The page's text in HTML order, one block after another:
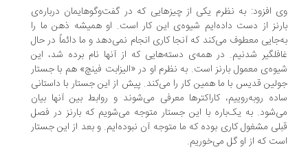
افزود: به نظرم یکی از چیزهایی که در گفت‌وگوهایمان درباره‌ی
از دست داده‌ایم شیوه‌ی این کار است. او همیشه ذهن ما را
معطوف می‌کند که آنجا کاری انجام نمی‌دهد و ما دائماً در حال
شدنیم. در همه‌ی دسته‌هایی که از آنها نام برده شد، این
معمول بارنز است. به نظرم او در «الیزابت فینچ» هم با جستار
قدیس با ما همین کار را می‌کند. پیش از این جستار با داستانی
روبه‌روییم، کاراکترها معرفی می‌شوند و روابط بین آنها بیان
به یک‌باره با این جستار متوجه می‌شویم که بارنز در فصل
مشغول کاری بوده که ما متوجه آن نبوده‌ایم. و بعد از این جستار
که از او گل می‌خوریم.